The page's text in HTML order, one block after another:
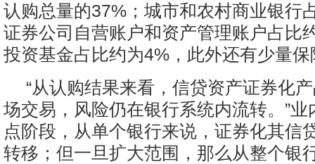
认购总量的37%；城市和农村商业银行
证券公司自营账户和资产管理账户占比
投资基金占比约为4%，此外还有少量
“从认购结果来看，信贷资产证券化
场交易，风险仍在银行系统内流转。”
点阶段，从单个银行来说，证券化其信
转移；但一旦扩大范围，那么从整个银